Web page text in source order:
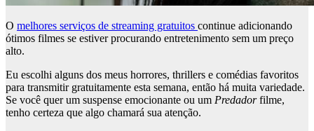
O melhores serviços de streaming gratuitos continue adicionando
ótimos filmes se estiver procurando entretenimento sem um preço
alto.
Eu escolhi alguns dos meus horrores, thrillers e comédias favoritos
para transmitir gratuitamente esta semana, então há muita variedade.
Se você quer um suspense emocionante ou um Predadorfilme,
tenho certeza que algo chamará sua atenção.